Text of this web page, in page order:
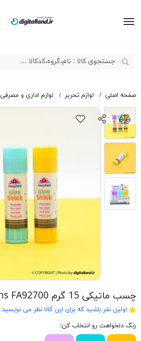
صفحه اصلی لوازم تحریر لوازم اداری و مصرفی
چسب ماتیکی 15 گرم Schoolfans FA92700
اولین نفر باشید که برای این کالا نظر می نویسید
رنگ دلخواهت رو انتخاب کن: